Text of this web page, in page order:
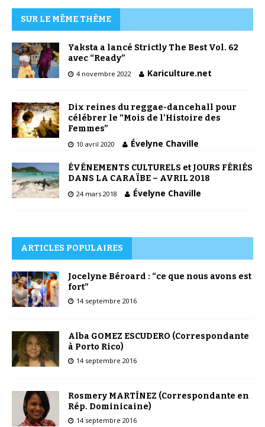
SUR LE MÊME THÈME
Yaksta a lancé Strictly The Best Vol. 62
avec “Ready”
4 novembre 2022 Kariculture.net
Dix reines du reggae-dancehall pour
célébrer le “Mois de l’Histoire des
Femmes”
10 avril 2020 Évelyne Chaville
ÉVÉNEMENTS CULTURELS et JOURS FÉRIÉS
DANS LA CARAÏBE – AVRIL 2018
24 mars 2018 Évelyne Chaville
ARTICLES POPULAIRES
Jocelyne Béroard : “ce que nous avons est
fort”
14 septembre 2016
Alba GOMEZ ESCUDERO (Correspondante
à Porto Rico)
14 septembre 2016
Rosmery MARTÍNEZ (Correspondante en
Rép. Dominicaine)
14 septembre 2016